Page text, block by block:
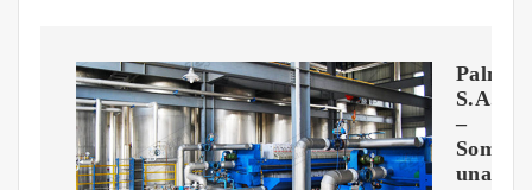
S.A.
–
Somos
una